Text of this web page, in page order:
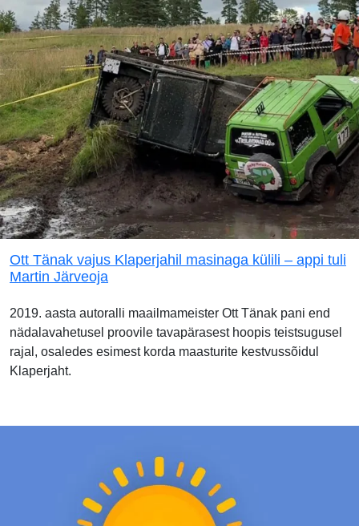
Ott Tänak vajus Klaperjahil masinaga külili – appi tuli
Martin Järveoja
2019. aasta autoralli maailmameister Ott Tänak pani end
nädalavahetusel proovile tavapärasest hoopis teistsugusel
rajal, osaledes esimest korda maasturite kestvussõidul
Klaperjaht.